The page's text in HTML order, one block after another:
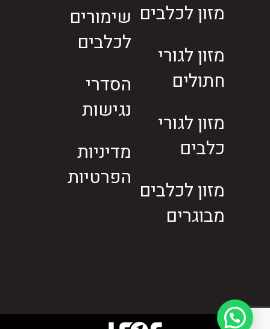
מזון לכלבים
מזון לגורי
חתולים
מזון לגורי
כלבים
מזון לכלבים
מבוגרים
שימורים
לכלבים
הסדרי
נגישות
מדיניות
הפרטיות